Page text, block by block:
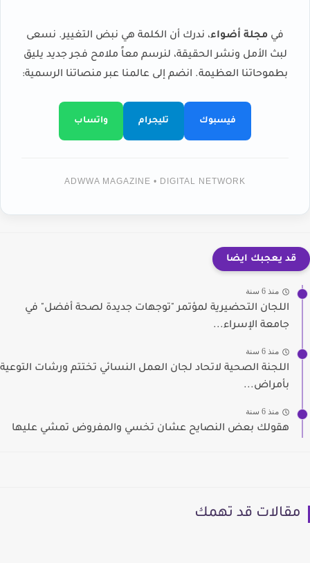
في مجلة أضواء، ندرك أن الكلمة هي نبض التغيير. نسعى
لبث الأمل ونشر الحقيقة، لنرسم معاً ملامح فجر جديد يليق
بطموحاتنا العظيمة. انضم إلى عالمنا عبر منصاتنا الرسمية:
فيسبوك تليجرام واتساب
ADWWA MAGAZINE • DIGITAL NETWORK
قد يعجبك ايضا
منذ 6 سنة
اللجان التحضيرية لمؤتمر "توجهات جديدة لصحة أفضل" في
جامعة الإسراء...
منذ 6 سنة
اللجنة الصحية لاتحاد لجان العمل النسائي تختتم ورشات التوعية
بأمراض...
منذ 6 سنة
هقولك بعض النصايح عشان تخسي والمفروض تمشي عليها
مقالات قد تهمك